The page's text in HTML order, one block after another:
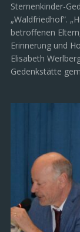
Sternenkinder-
„Waldfriedhof“.
betroffenen
Erinnerung und
Elisabeth
Gedenkstätte